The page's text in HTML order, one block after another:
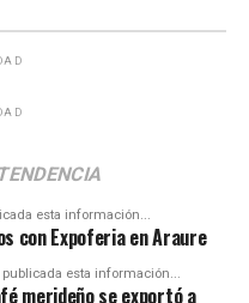
TENDENCIA
esta información...
con Expoferia en Araure
esta información...
merideño se exportó a